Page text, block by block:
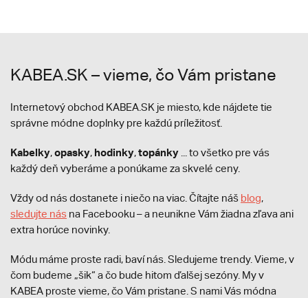
KABEA.SK – vieme, čo Vám pristane
Internetový obchod KABEA.SK je miesto, kde nájdete tie
správne módne doplnky pre každú príležitosť.
Kabelky,opasky, hodinky,topánky ... to všetko pre vás
každý deň vyberáme a ponúkame za skvelé ceny.
Vždy od nás dostanete i niečo na viac. Čítajte náš blog,
sledujte nás na Facebooku – a neunikne Vám žiadna zľava ani
extra horúce novinky.
Módu máme proste radi, baví nás. Sledujeme trendy. Vieme, v
čom budeme „šik“ a čo bude hitom ďalšej sezóny. My v
KABEA proste vieme, čo Vám pristane. S nami Vás módna